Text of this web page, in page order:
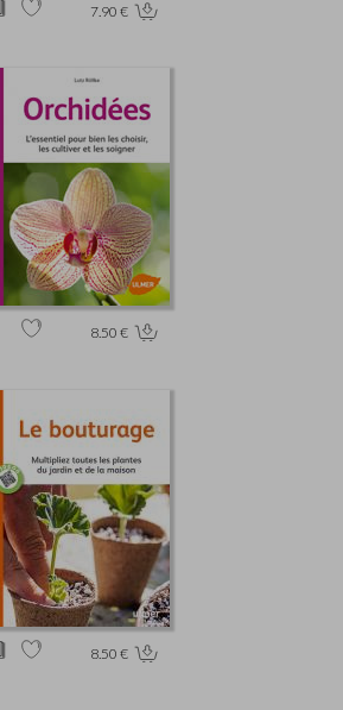
7.90 €
8.50 €
8.50 €